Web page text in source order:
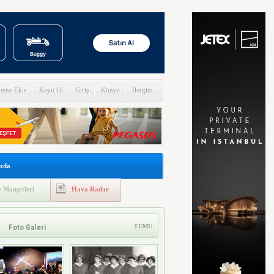
Ekle Kayıt Ol Giriş Künye İletişim
Manşetleri Hava Radar
Foto Galeri TÜMÜ